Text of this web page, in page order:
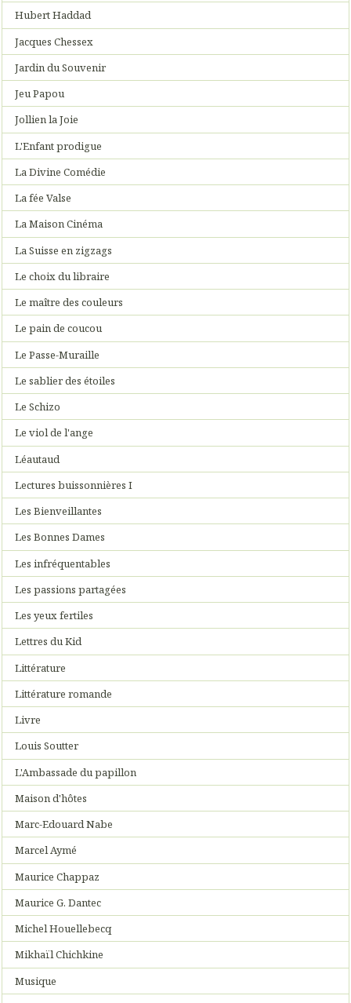
Hubert Haddad
Jacques Chessex
Jardin du Souvenir
Jeu Papou
Jollien la Joie
L'Enfant prodigue
La Divine Comédie
La fée Valse
La Maison Cinéma
La Suisse en zigzags
Le choix du libraire
Le maître des couleurs
Le pain de coucou
Le Passe-Muraille
Le sablier des étoiles
Le Schizo
Le viol de l'ange
Léautaud
Lectures buissonnières I
Les Bienveillantes
Les Bonnes Dames
Les infréquentables
Les passions partagées
Les yeux fertiles
Lettres du Kid
Littérature
Littérature romande
Livre
Louis Soutter
L'Ambassade du papillon
Maison d'hôtes
Marc-Edouard Nabe
Marcel Aymé
Maurice Chappaz
Maurice G. Dantec
Michel Houellebecq
Mikhaïl Chichkine
Musique